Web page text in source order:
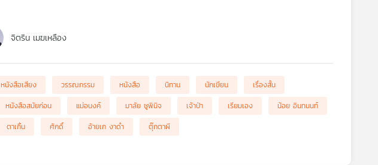
จิตริน เมฆเหลือง
หนังสือเสียง วรรณกรรม หนังสือ นิทาน นักเขียน
เรื่องสั้น
หนังสือสมัยก่อน แม่อนงค์ มาลัย ชูพินิจ เจ้าป่า เรียมเอง
น้อย อินทนนท์
ตาเกิ้น ศักดิ์ อ้ายเก งาดำ ตุ๊กตาผี